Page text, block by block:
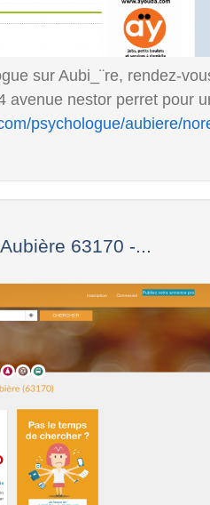
sur Aubi_¨re, rendez-
avenue nestor perret pour
psychologue/aubiere/
63170 -...